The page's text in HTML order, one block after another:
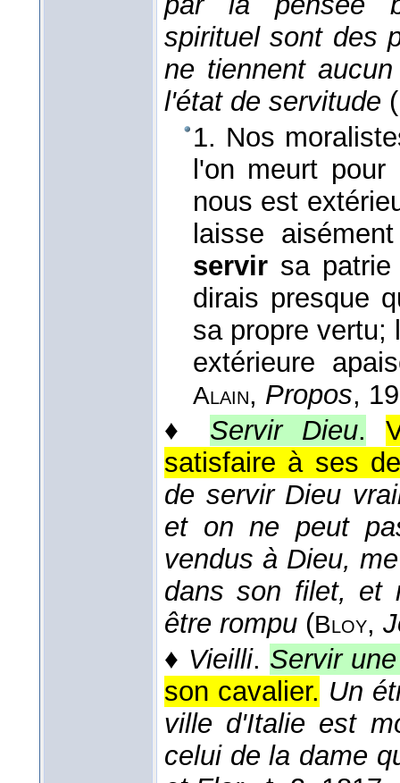
spirituel sont des
ne tiennent
l'état de servitude (
1. Nos
l'on meurt
nous est
laisse
servir sa
dirais presque
sa propre vertu;
extérieure
Alain, Propos,
♦ Servir Dieu.
satisfaire à ses
de servir Dieu
et on ne peut
vendus à Dieu,
dans son filet, et
être rompu (Bloy,
♦ Vieilli. Servir
son cavalier. Un
ville d'Italie est
celui de la dame